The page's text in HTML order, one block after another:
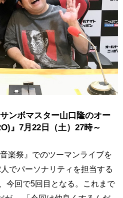
ンボマスター山口隆のオー
』7月22日（土）27時～
楽祭』でのツーマンライブを
でパーソナリティを担当する
今回で5回目となる。これまで